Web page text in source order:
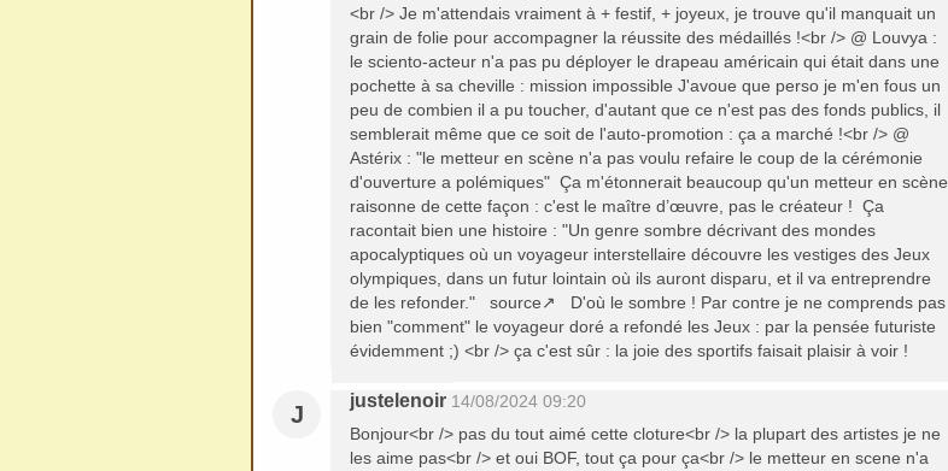
<br /> Je m'attendais vraiment à + festif, + joyeux, je trouve qu'il manquait un
grain de folie pour accompagner la réussite des médaillés !<br /> @ Louvya :
le sciento-acteur n'a pas pu déployer le drapeau américain qui était dans une
pochette à sa cheville : mission impossible J'avoue que perso je m'en fous un
peu de combien il a pu toucher, d'autant que ce n'est pas des fonds publics, il
semblerait même que ce soit de l'auto-promotion : ça a marché !<br /> @
Astérix : "le metteur en scène n'a pas voulu refaire le coup de la cérémonie
d'ouverture a polémiques" Ça m'étonnerait beaucoup qu'un metteur en scène
raisonne de cette façon : c'est le maître d’œuvre, pas le créateur ! Ça
racontait bien une histoire : "Un genre sombre décrivant des mondes
apocalyptiques où un voyageur interstellaire découvre les vestiges des Jeux
olympiques, dans un futur lointain où ils auront disparu, et il va entreprendre
de les refonder." source↗ D'où le sombre ! Par contre je ne comprends pas
bien "comment" le voyageur doré a refondé les Jeux : par la pensée futuriste
évidemment ;) <br /> ça c'est sûr : la joie des sportifs faisait plaisir à voir !
J
justelenoir 14/08/2024 09:20
Bonjour<br /> pas du tout aimé cette cloture<br /> la plupart des artistes je ne
les aime pas<br /> et oui BOF, tout ça pour ça<br /> le metteur en scene n'a